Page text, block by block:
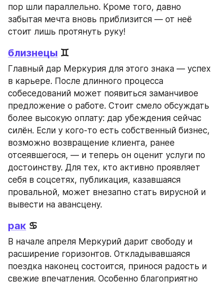
пор шли параллельно. Кроме того, давно
забытая мечта вновь приблизится — от неё
стоит лишь протянуть руку!
близнецы ♊
Главный дар Меркурия для этого знака — успех
в карьере. После длинного процесса
собеседований может появиться заманчивое
предложение о работе. Стоит смело обсуждать
более высокую оплату: дар убеждения сейчас
силён. Если у кого-то есть собственный бизнес,
возможно возвращение клиента, ранее
отсеявшегося, — и теперь он оценит услуги по
достоинству. Для тех, кто активно проявляет
себя в соцсетях, публикация, казавшаяся
провальной, может внезапно стать вирусной и
вывести на авансцену.
рак ♋
В начале апреля Меркурий дарит свободу и
расширение горизонтов. Откладывавшаяся
поездка наконец состоится, принося радость и
свежие впечатления. Особенно благоприятно